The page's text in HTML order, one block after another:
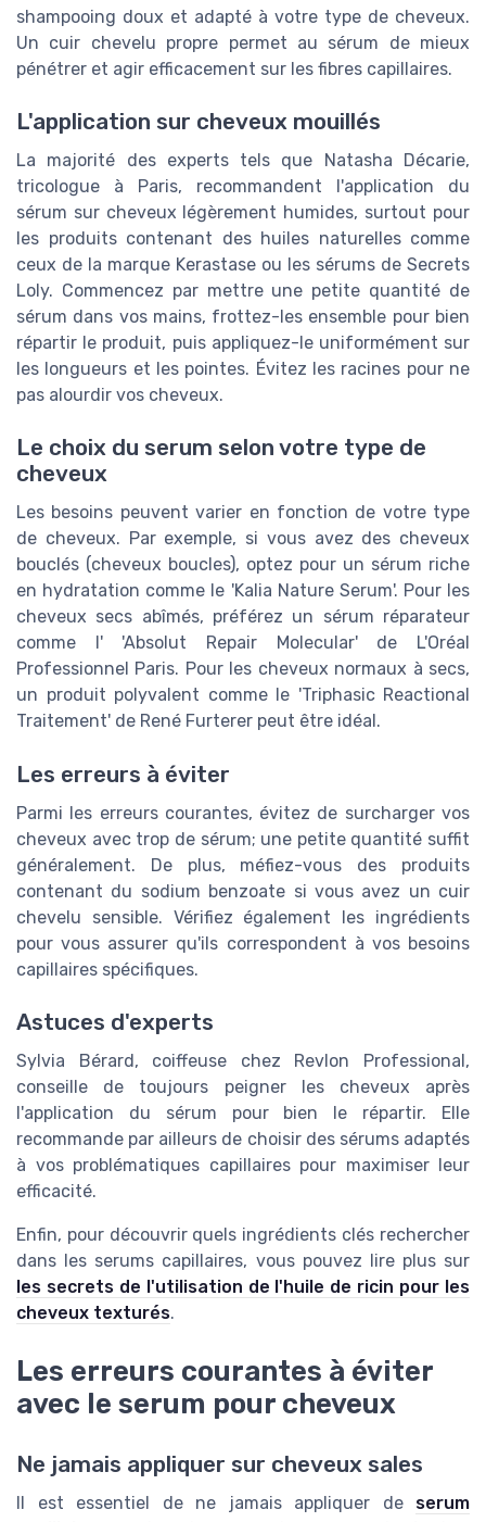
shampooing doux et adapté à votre type de cheveux.
Un cuir chevelu propre permet au sérum de mieux
pénétrer et agir efficacement sur les fibres capillaires.
L'application sur cheveux mouillés
La majorité des experts tels que Natasha Décarie,
tricologue à Paris, recommandent l'application du
sérum sur cheveux légèrement humides, surtout pour
les produits contenant des huiles naturelles comme
ceux de la marque Kerastase ou les sérums de Secrets
Loly. Commencez par mettre une petite quantité de
sérum dans vos mains, frottez-les ensemble pour bien
répartir le produit, puis appliquez-le uniformément sur
les longueurs et les pointes. Évitez les racines pour ne
pas alourdir vos cheveux.
Le choix du serum selon votre type de
cheveux
Les besoins peuvent varier en fonction de votre type
de cheveux. Par exemple, si vous avez des cheveux
bouclés (cheveux boucles), optez pour un sérum riche
en hydratation comme le 'Kalia Nature Serum'. Pour les
cheveux secs abîmés, préférez un sérum réparateur
comme l' 'Absolut Repair Molecular' de L'Oréal
Professionnel Paris. Pour les cheveux normaux à secs,
un produit polyvalent comme le 'Triphasic Reactional
Traitement' de René Furterer peut être idéal.
Les erreurs à éviter
Parmi les erreurs courantes, évitez de surcharger vos
cheveux avec trop de sérum; une petite quantité suffit
généralement. De plus, méfiez-vous des produits
contenant du sodium benzoate si vous avez un cuir
chevelu sensible. Vérifiez également les ingrédients
pour vous assurer qu'ils correspondent à vos besoins
capillaires spécifiques.
Astuces d'experts
Sylvia Bérard, coiffeuse chez Revlon Professional,
conseille de toujours peigner les cheveux après
l'application du sérum pour bien le répartir. Elle
recommande par ailleurs de choisir des sérums adaptés
à vos problématiques capillaires pour maximiser leur
efficacité.
Enfin, pour découvrir quels ingrédients clés rechercher
dans les serums capillaires, vous pouvez lire plus sur
les secrets de l'utilisation de l'huile de ricin pour les
cheveux texturés.
Les erreurs courantes à éviter
avec le serum pour cheveux
Ne jamais appliquer sur cheveux sales
Il est essentiel de ne jamais appliquer de serum